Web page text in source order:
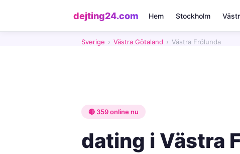
dejting24.com Hem Stockholm
Sverige › Västra Götaland › Västra Frölunda
🔴 359 online nu
dating i Västra